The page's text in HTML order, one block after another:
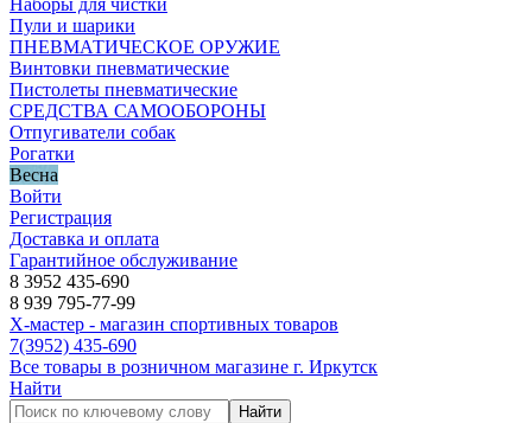
Наборы для чистки
Пули и шарики
ПНЕВМАТИЧЕСКОЕ ОРУЖИЕ
Винтовки пневматические
Пистолеты пневматические
СРЕДСТВА САМООБОРОНЫ
Отпугиватели собак
Рогатки
Весна
Войти
Регистрация
Доставка и оплата
Гарантийное обслуживание
8 3952 435-690
8 939 795-77-99
Х-мастер - магазин спортивных товаров
7(3952) 435-690
Все товары в розничном магазине г. Иркутск
Найти
Найти